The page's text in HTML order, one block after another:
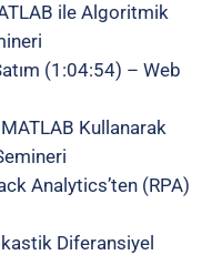
ile Algoritmik
(1:04:54) – Web
Kullanarak
Analytics’ten (RPA)
Diferansiyel